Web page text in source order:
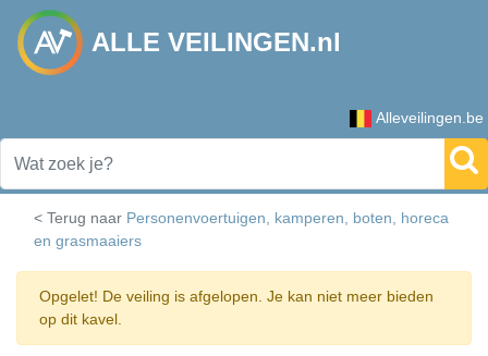
ALLE VEILINGEN.nl
Alleveilingen.be
< Terug naar Personenvoertuigen, kamperen, boten, horeca
en grasmaaiers
Opgelet! De veiling is afgelopen. Je kan niet meer bieden
op dit kavel.